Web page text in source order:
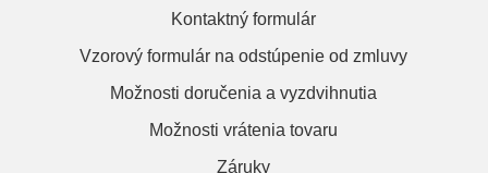
Kontaktný formulár
Vzorový formulár na odstúpenie od zmluvy
Možnosti doručenia a vyzdvihnutia
Možnosti vrátenia tovaru
Záruky